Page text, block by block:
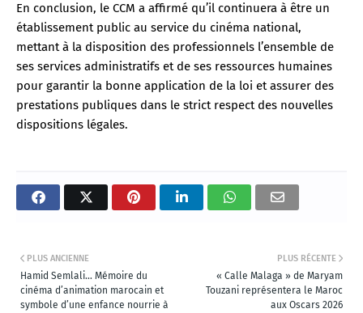
En conclusion, le CCM a affirmé qu’il continuera à être un
établissement public au service du cinéma national,
mettant à la disposition des professionnels l’ensemble de
ses services administratifs et de ses ressources humaines
pour garantir la bonne application de la loi et assurer des
prestations publiques dans le strict respect des nouvelles
dispositions légales.
PLUS RÉCENTE
« Calle Malaga » de Maryam
Touzani représentera le Maroc
aux Oscars 2026
PLUS ANCIENNE
Hamid Semlali… Mémoire du
cinéma d’animation marocain et
symbole d’une enfance nourrie à